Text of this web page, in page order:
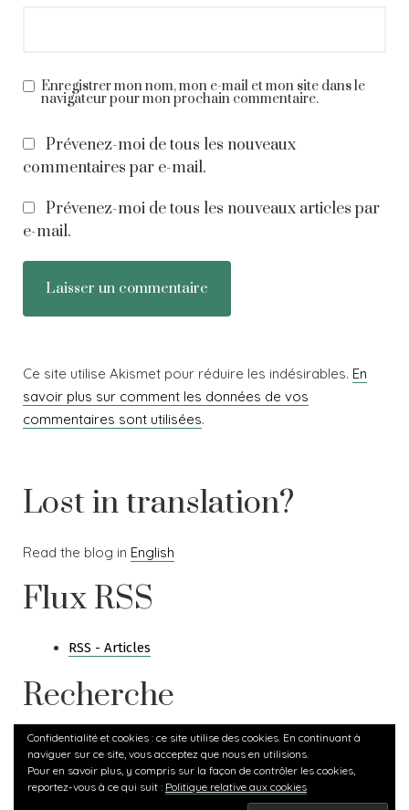
Enregistrer mon nom, mon e-mail et mon site dans le
navigateur pour mon prochain commentaire.
Prévenez-moi de tous les nouveaux
commentaires par e-mail.
Prévenez-moi de tous les nouveaux articles par
e-mail.
Ce site utilise Akismet pour réduire les indésirables. En
savoir plus sur comment les données de vos
commentaires sont utilisées.
Lost in translation?
Read the blog in English
Flux RSS
RSS - Articles
Recherche
Rechercher :
Confidentialité et cookies : ce site utilise des cookies. En continuant à
naviguer sur ce site, vous acceptez que nous en utilisions.
Pour en savoir plus, y compris sur la façon de contrôler les cookies,
reportez-vous à ce qui suit : Politique relative aux cookies